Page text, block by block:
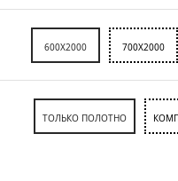
600X2000 700X2000
ТОЛЬКО ПОЛОТНО